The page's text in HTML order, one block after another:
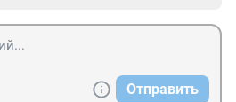
Отправить